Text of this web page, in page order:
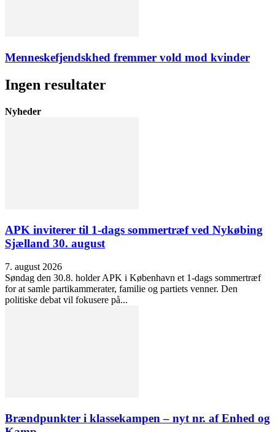
Menneskefjendskhed fremmer vold mod kvinder
Ingen resultater
Nyheder
APK inviterer til 1-dags sommertræf ved Nykøbing
Sjælland 30. august
7. august 2026
Søndag den 30.8. holder APK i København et 1-dags sommertræf
for at samle partikammerater, familie og partiets venner. Den
politiske debat vil fokusere på...
Brændpunkter i klassekampen – nyt nr. af Enhed og